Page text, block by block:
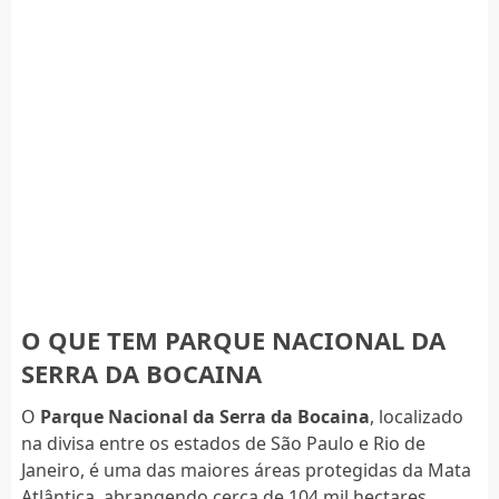
O QUE TEM PARQUE NACIONAL DA
SERRA DA BOCAINA
O Parque Nacional da Serra da Bocaina, localizado
na divisa entre os estados de São Paulo e Rio de
Janeiro, é uma das maiores áreas protegidas da Mata